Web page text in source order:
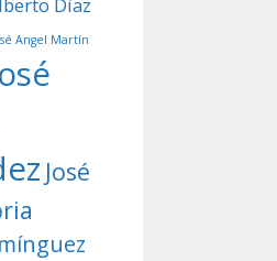
Angel Martín
José